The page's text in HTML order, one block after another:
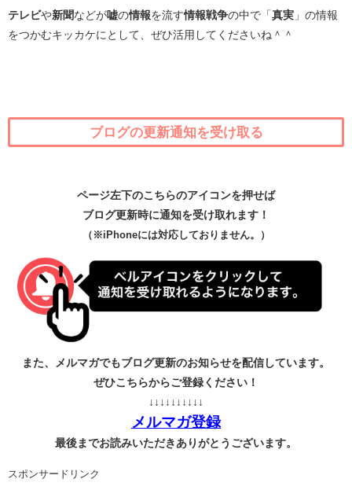
テレビや新聞などが嘘の情報を流す情報戦争の中で「 真実 」の情報
をつかむキッカケにとして、ぜひ活用してくださいね＾＾
ブログの更新通知を受け取る
ページ左下のこちらのアイコンを押せば
ブログ更新時に通知を受け取れます！
（※iPhoneには対応しておりません。）
また、メルマガでもブログ更新のお知らせを配信しています。
ぜひこちらからご登録ください！
↓↓↓↓↓↓↓↓↓↓
メルマガ登録
最後までお読みいただきありがとうございます。
スポンサードリンク